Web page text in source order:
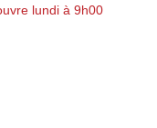
lundi à 9h00